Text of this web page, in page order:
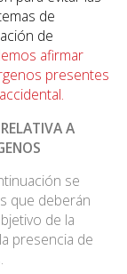
de
de
afirmar
presentes
A
se
que deberán
de la
presencia de